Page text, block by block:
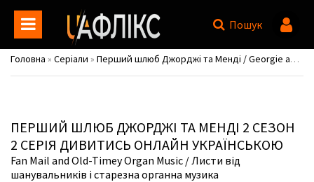
Пошук
Головна » Серіали » Перший шлюб Джорджі та Менді / Georgie and Mandy's First Marriage / Georgie & Mandy Spinoff
ПЕРШИЙ ШЛЮБ ДЖОРДЖІ ТА МЕНДІ 2 СЕЗОН
2 СЕРІЯ ДИВИТИСЬ ОНЛАЙН УКРАЇНСЬКОЮ
Fan Mail and Old-Timey Organ Music / Листи від
шанувальників і старезна органна музика